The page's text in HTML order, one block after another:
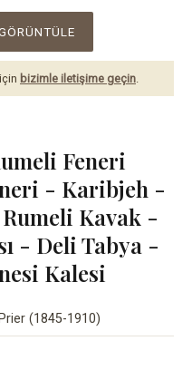
bizimle iletişime geçin.
Feneri
- Karibjeh -
Kavak -
- Deli Tabya -
Kalesi
(1845-1910)